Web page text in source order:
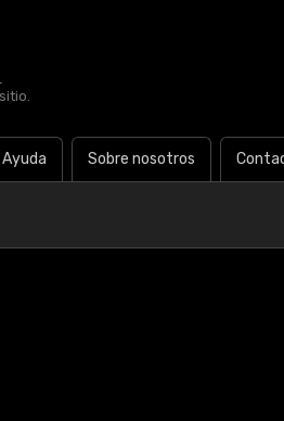
Ayuda Sobre nosotros